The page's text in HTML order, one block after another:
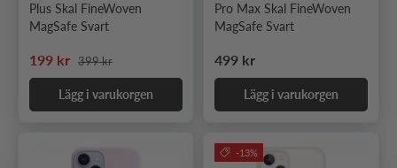
Plus Skal FineWoven
MagSafe Svart
Nedsatt pris
199 kr Ordinarie pris
399 kr
Lägg i varukorgen
Pro Max Skal FineWoven
MagSafe Svart
Ordinarie pris
499 kr
Lägg i varukorgen
-13%